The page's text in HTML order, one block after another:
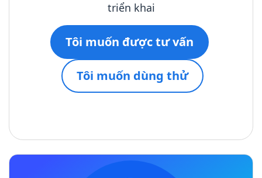
triển khai
Tôi muốn được tư vấn
Tôi muốn dùng thử